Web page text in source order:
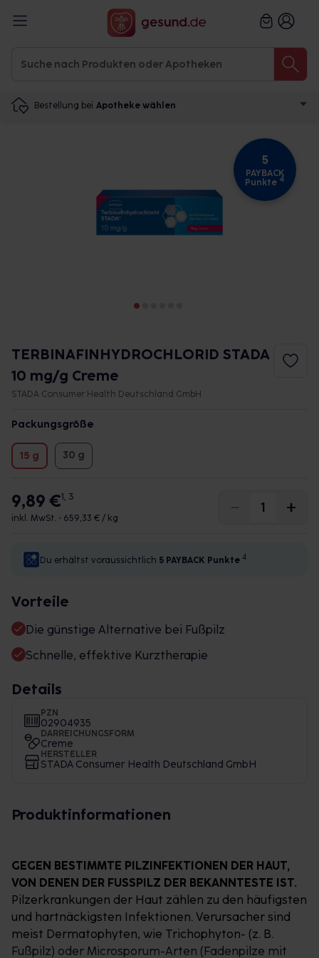
Bestellung bei Apotheke wählen
5
PAYBACK
Punkte 4
TERBINAFINHYDROCHLORID STADA
10 mg/g Creme
STADA Consumer Health Deutschland GmbH
Packungsgröße
15 g 30 g
9,89 €1, 3
inkl. MwSt. • 659,33 € / kg
Du erhältst voraussichtlich 5 PAYBACK Punkte 4
Vorteile
Die günstige Alternative bei Fußpilz
Schnelle, effektive Kurztherapie
Details
PZN
02904935
DARREICHUNGSFORM
Creme
HERSTELLER
STADA Consumer Health Deutschland GmbH
Produktinformationen
GEGEN BESTIMMTE PILZINFEKTIONEN DER HAUT,
VON DENEN DER FUSSPILZ DER BEKANNTESTE IST.
Pilzerkrankungen der Haut zählen zu den häufigsten
und hartnäckigsten Infektionen. Verursacher sind
meist Dermatophyten, wie Trichophyton- (z. B.
Fußpilz) oder Microsporum-Arten (Fadenpilze mit